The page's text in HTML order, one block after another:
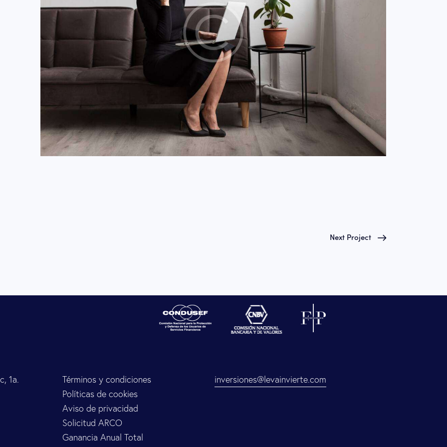
Next Project
1a.
Términos y condiciones
Políticas de cookies
Aviso de privacidad
Solicitud ARCO
Ganancia Anual Total
inversiones@levainvierte.com